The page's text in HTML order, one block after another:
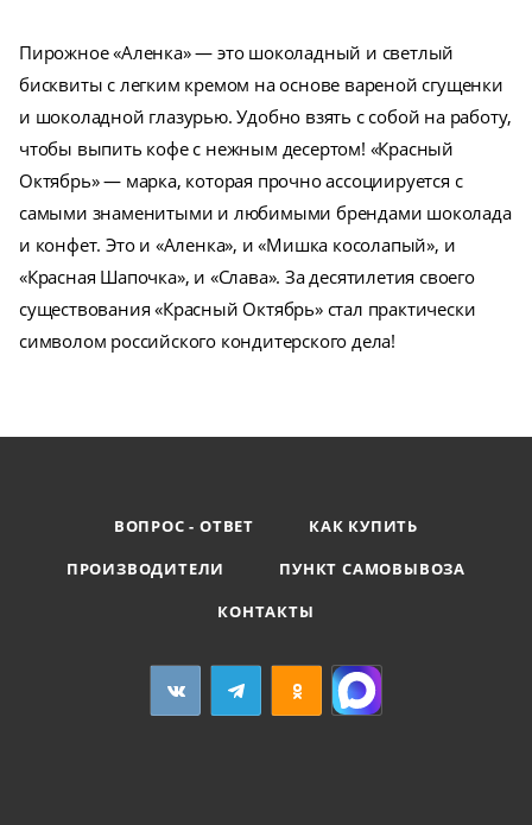
Пирожное «Аленка» — это шоколадный и светлый
бисквиты с легким кремом на основе вареной сгущенки
и шоколадной глазурью. Удобно взять с собой на работу,
чтобы выпить кофе с нежным десертом! «Красный
Октябрь» — марка, которая прочно ассоциируется с
самыми знаменитыми и любимыми брендами шоколада
и конфет. Это и «Аленка», и «Мишка косолапый», и
«Красная Шапочка», и «Слава». За десятилетия своего
существования «Красный Октябрь» стал практически
символом российского кондитерского дела!
ВОПРОС - ОТВЕТ
КАК КУПИТЬ
ПРОИЗВОДИТЕЛИ
ПУНКТ САМОВЫВОЗА
КОНТАКТЫ